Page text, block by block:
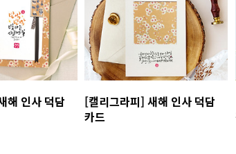
해 인사 덕담
[캘리그라피] 새해 인사 덕담
카드